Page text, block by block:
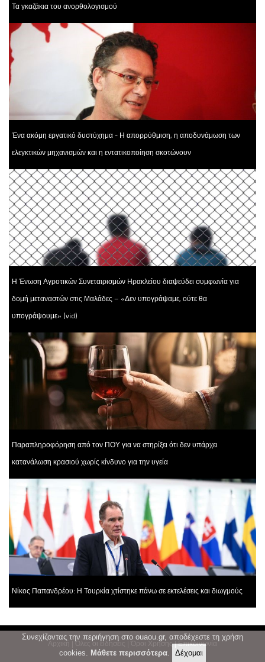
Τα γκαζάκια του ανορθολογισμού
Ένα ακόμη εργατικό δυστύχημα - Η απορρύθμιση, η αποδυνάμωση των
ελεγκτικών μηχανισμών και η εντατικοποίηση σκοτώνουν
Η Ένωση Αγροτικών Συνεταιρισμών Ηρακλείου διαψεύδει συμφωνία για
δομή μεταναστών στις Μαλάδες – «Δεν υπογράψαμε, ούτε θα
υπογράψουμε» (vid)
Παραπληροφόρηση από τον ΠΟΥ για να στηρίξει ότι δεν υπάρχει
κατανάλωση κρασιού χωρίς κίνδυνο για την υγεία
Νίκος Παπανδρέου: Η Τουρκία χτίστηκε πάνω σε εκτελέσεις και διωγμούς
Αρχική |Όλες οι ειδήσεις |Όροι Χρήσης|Επικοινωνία
Συνεχίζοντας την περιήγηση στο ouaou.gr, αποδέχεστε τη χρήση
cookies. Μάθετε περισσότερα.